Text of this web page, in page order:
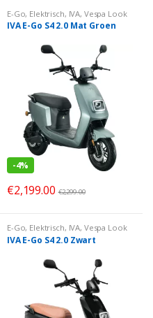
E-Go, Elektrisch, IVA, Vespa Look
IVA E-Go S4 2.0 Mat Groen
-4%
€2,199.00 €2,299.00
E-Go, Elektrisch, IVA, Vespa Look
IVA E-Go S4 2.0 Zwart